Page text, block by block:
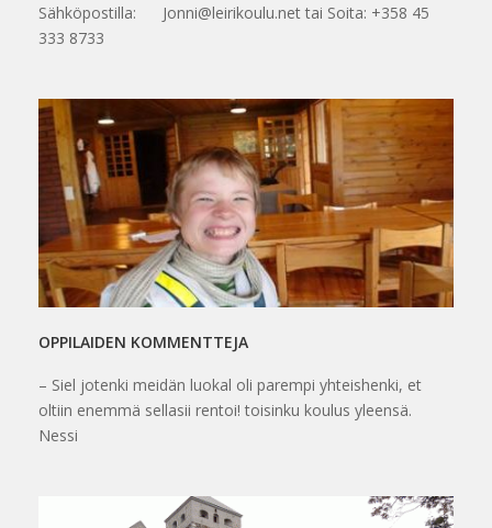
Sähköpostilla: Jonni@leirikoulu.net tai Soita: +358 45
333 8733
OPPILAIDEN KOMMENTTEJA
– Siel jotenki meidän luokal oli parempi yhteishenki, et
oltiin enemmä sellasii rentoi! toisinku koulus yleensä.
Nessi